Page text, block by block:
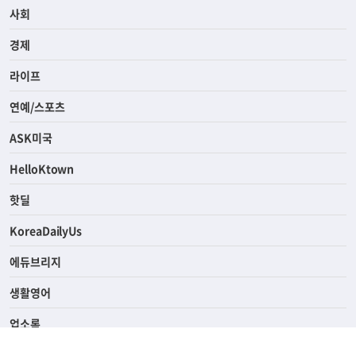
사회
경제
라이프
연예/스포츠
ASK미국
HelloKtown
핫딜
KoreaDailyUs
에듀브리지
생활영어
업소록